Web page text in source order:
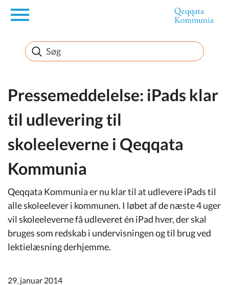
en
Borger
Erhverv
Politik
Turisme
Selvbetjening
Kommuneplan
Pressemeddelelse: iPads klar
til udlevering til
skoleeleverne i Qeqqata
Kommunia
Qeqqata Kommunia er nu klar til at udlevere iPads til
alle skoleelever i kommunen. I løbet af de næste 4 uger
vil skoleeleverne få udleveret én iPad hver, der skal
bruges som redskab i undervisningen og til brug ved
lektielæsning derhjemme.
29. januar 2014